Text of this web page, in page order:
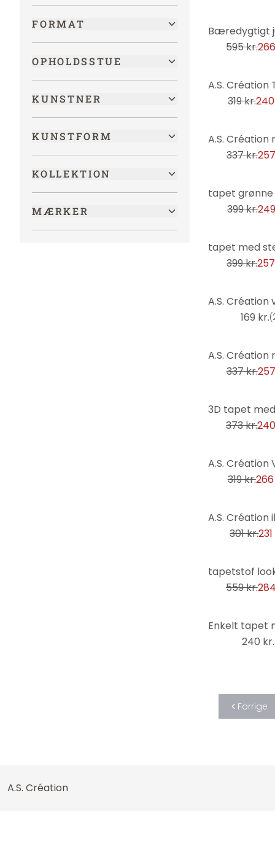
Historisk
Junglen
Køretøjer
Kunst
Landskaber
LGBTQIA+
Mad og drikkevarer
Maritim
Metal-look
Mode & beauty
Mode og skønhed
Wellness
FORMAT
OPHOLDSSTUE
KUNSTNER
KUNSTFORM
KOLLEKTION
MÆRKER
595 kr.
319 kr.
337 kr.
399 kr.
399 kr.
169 kr.(
337 kr.
373 kr.
319 kr.
301 kr.
559 kr.
240 kr.
Forrige
A.S. Création